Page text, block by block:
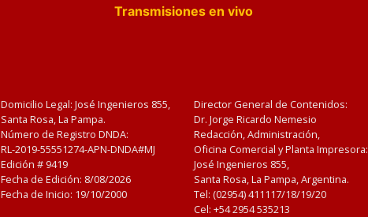
Transmisiones en vivo
Domicilio Legal: José Ingenieros 855,
Santa Rosa, La Pampa.
Número de Registro DNDA:
RL-2019-55551274-APN-DNDA#MJ
Edición # 9419
Fecha de Edición: 8/08/2026
Fecha de Inicio: 19/10/2000
Director General de Contenidos:
Dr. Jorge Ricardo Nemesio
Redacción, Administración,
Oficina Comercial y Planta Impresora:
José Ingenieros 855,
Santa Rosa, La Pampa, Argentina.
Tel: (02954) 411117/18/19/20
Cel: +54 2954 535213